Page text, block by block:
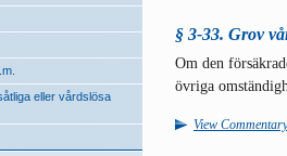
eller vårdslösa
§ 3-33. Grov
Om den
övriga
View Commentary